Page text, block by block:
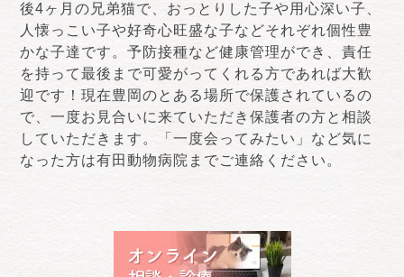
後4ヶ月の兄弟猫で、おっとりした子や用心深い子、
人懐っこい子や好奇心旺盛な子などそれぞれ個性豊
かな子達です。予防接種など健康管理ができ、責任
を持って最後まで可愛がってくれる方であれば大歓
迎です！現在豊岡のとある場所で保護されているの
で、一度お見合いに来ていただき保護者の方と相談
していただきます。「一度会ってみたい」など気に
なった方は有田動物病院までご連絡ください。